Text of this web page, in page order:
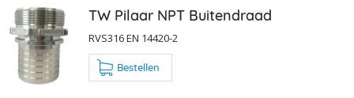
TW Pilaar NPT Buitendraad
RVS316 EN 14420-2
Bestellen